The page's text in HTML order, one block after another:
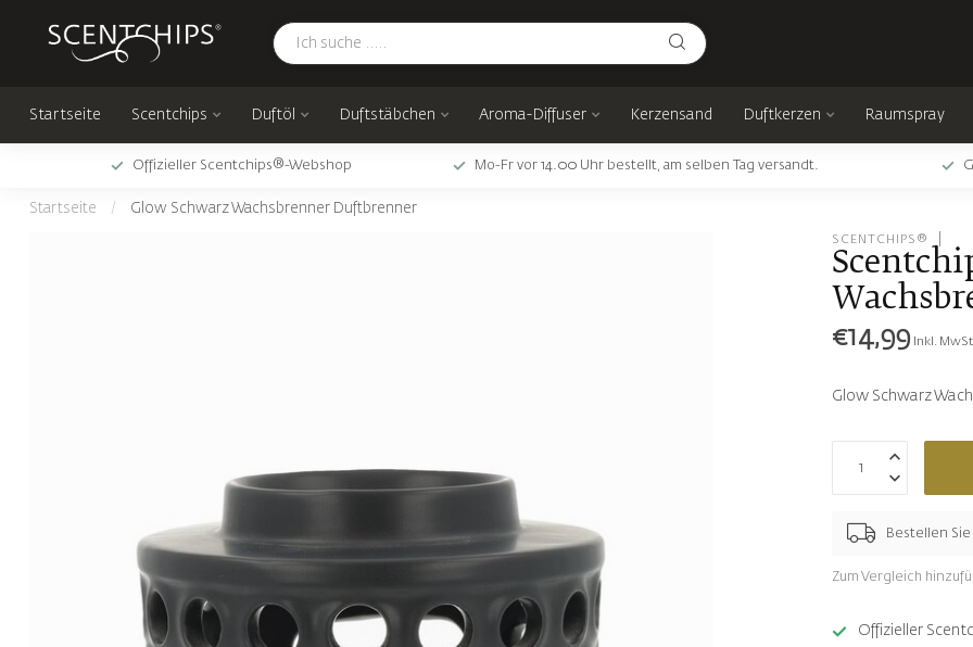
Startseite Scentchips Duftöl Duftstäbchen Aroma-Diffuser Kerzensand Duftkerzen Raumspray
Offizieller Scentchips®-Webshop Mo-Fr vor 14.00 Uhr bestellt, am selben Tag versandt.
Startseite / Glow Schwarz Wachsbrenner Duftbrenner
SCENTCHIPS®
€14,99 Inkl. MwSt.
Glow Schwarz
Bestellen
Zum Vergleich
Offizieller